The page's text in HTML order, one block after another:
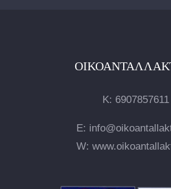
Κ: 6907857611
E:
W: